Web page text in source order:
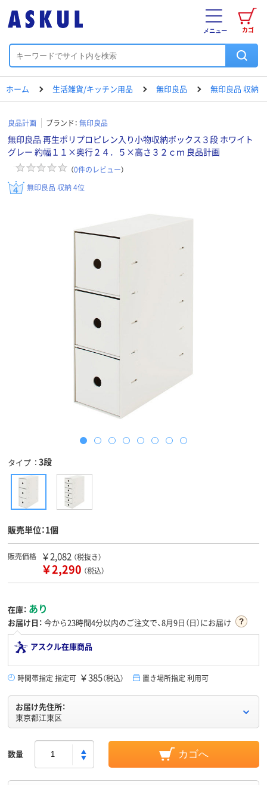
カゴ
メニュー
ホーム 生活雑貨/キッチン用品 無印良品 無印良品 収納
良品計画 ブランド： 無印良品
無印良品 再生ポリプロピレン入り小物収納ボックス３段 ホワイト
グレー 約幅１１×奥行２４．５×高さ３２ｃｍ 良品計画
（0件のレビュー）
無印良品 収納 4位
タイプ 3段
販売単位：1個
販売価格 ￥2,082 （税抜き）
￥2,290 （税込）
在庫： あり
お届け日： 今から23時間4分以内のご注文で、8月9日（日）にお届け
アスクル在庫商品
時間帯指定 指定可 ￥385（税込） 置き場所指定 利用可
お届け先住所：
東京都江東区
数量 カゴへ